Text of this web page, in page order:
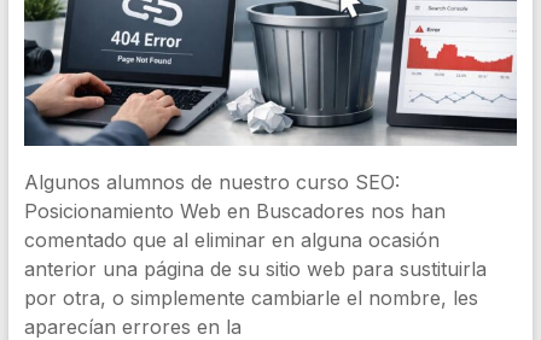
Algunos alumnos de nuestro curso SEO:
Posicionamiento Web en Buscadores nos han
comentado que al eliminar en alguna ocasión
anterior una página de su sitio web para sustituirla
por otra, o simplemente cambiarle el nombre, les
aparecían errores en la